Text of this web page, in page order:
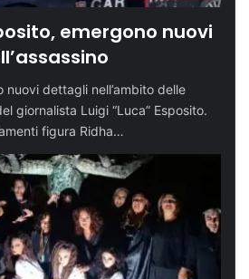
emergono nuovi
nuovi dettagli nell’ambito delle
giornalista Luigi “Luca” Esposito.
figura Ridha…